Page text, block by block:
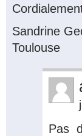
Sandrine
Toulouse
Pas